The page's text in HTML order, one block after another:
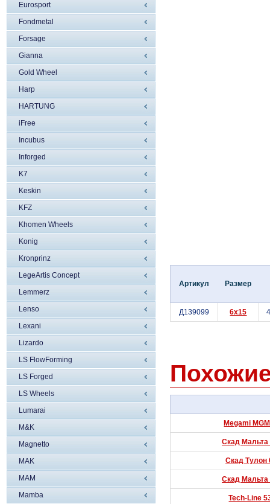
Eurosport
Fondmetal
Forsage
Gianna
Gold Wheel
Harp
HARTUNG
iFree
Incubus
Inforged
K7
Keskin
KFZ
Khomen Wheels
Konig
Kronprinz
LegeArtis Concept
Lemmerz
Lenso
Lexani
Lizardo
LS FlowForming
LS Forged
LS Wheels
Lumarai
M&K
Magnetto
MAK
MAM
Mamba
Артикул Размер
Д139099 6x15
Megami
Скад Мальта
Скад Тулон
Скад Мальта
Tech-Line